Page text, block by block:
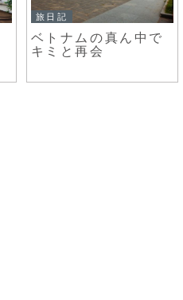
旅日記
ベトナムの真ん中で
キミと再会